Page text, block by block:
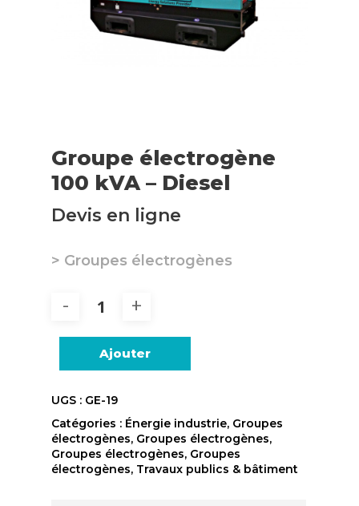
Groupe électrogène
100 kVA – Diesel
Devis en ligne
> Groupes électrogènes
Ajouter
UGS : GE-19
Catégories : Énergie industrie, Groupes
électrogènes, Groupes électrogènes,
Groupes électrogènes, Groupes
électrogènes, Travaux publics & bâtiment